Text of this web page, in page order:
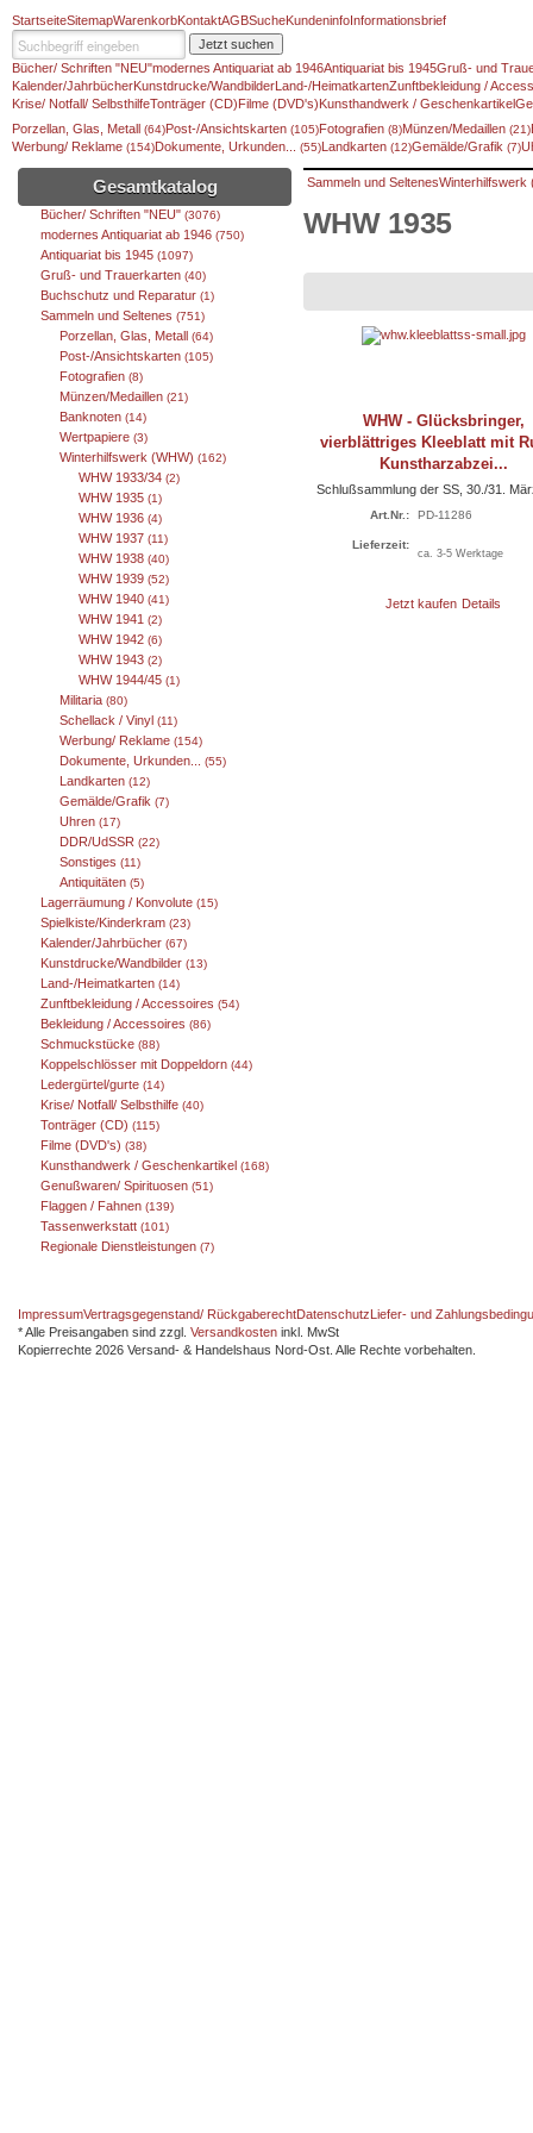
StartseiteSitemapWarenkorbKontaktAGBSucheKundeninfoInformationsbrief
Jetzt suchen
Bücher/ Schriften "NEU"modernes Antiquariat ab 1946Antiquariat bis 1945Gruß- und
Kalender/JahrbücherKunstdrucke/Wandbilder Land-/HeimatkartenZunftbekleidung /
Krise/ Notfall/ SelbsthilfeTonträger (CD) Filme (DVD's) Kunsthandwerk / Geschenkartikel
Porzellan, Glas, Metall (64)Post-/Ansichtskarten (105)Fotografien (8)Münzen/Medaillen (21)
Werbung/ Reklame (154)Dokumente, Urkunden... (55) Landkarten (12)Gemälde/Grafik (7)
Gesamtkatalog
Bücher/ Schriften "NEU" (3076)
modernes Antiquariat ab 1946 (750)
Antiquariat bis 1945 (1097)
Gruß- und Trauerkarten (40)
Buchschutz und Reparatur (1)
Sammeln und Seltenes (751)
Porzellan, Glas, Metall (64)
Post-/Ansichtskarten (105)
Fotografien (8)
Münzen/Medaillen (21)
Banknoten (14)
Wertpapiere (3)
Winterhilfswerk (WHW) (162)
WHW 1933/34 (2)
WHW 1935 (1)
WHW 1936 (4)
WHW 1937 (11)
WHW 1938 (40)
WHW 1939 (52)
WHW 1940 (41)
WHW 1941 (2)
WHW 1942 (6)
WHW 1943 (2)
WHW 1944/45 (1)
Militaria (80)
Schellack / Vinyl (11)
Werbung/ Reklame (154)
Dokumente, Urkunden... (55)
Landkarten (12)
Gemälde/Grafik (7)
Uhren (17)
DDR/UdSSR (22)
Sonstiges (11)
Antiquitäten (5)
Lagerräumung / Konvolute (15)
Spielkiste/Kinderkram (23)
Kalender/Jahrbücher (67)
Kunstdrucke/Wandbilder (13)
Land-/Heimatkarten (14)
Zunftbekleidung / Accessoires (54)
Bekleidung / Accessoires (86)
Schmuckstücke (88)
Koppelschlösser mit Doppeldorn (44)
Ledergürtel/gurte (14)
Krise/ Notfall/ Selbsthilfe (40)
Tonträger (CD) (115)
Filme (DVD's) (38)
Kunsthandwerk / Geschenkartikel (168)
Genußwaren/ Spirituosen (51)
Flaggen / Fahnen (139)
Tassenwerkstatt (101)
Regionale Dienstleistungen (7)
Sammeln und SeltenesWinterhilfswerk
WHW 1935
WHW - Glücksbringer,
vierblättriges Kleeblatt mit
Kunstharzabzei...
Schlußsammlung der SS, 30./31.
Art.Nr.: PD-11286
Lieferzeit:
ca. 3-5 Werktage
Jetzt kaufen Details
ImpressumVertragsgegenstand/ RückgaberechtDatenschutz Liefer- und
* Alle Preisangaben sind zzgl. Versandkosten inkl. MwSt
Kopierrechte 2026 Versand- & Handelshaus Nord-Ost. Alle Rechte vorbehalten.